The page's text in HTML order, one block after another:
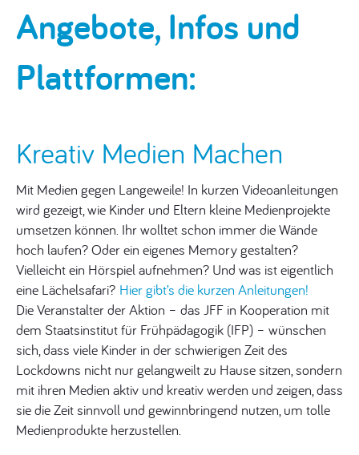
Angebote, Infos und
Plattformen:
Kreativ Medien Machen
Mit Medien gegen Langeweile! In kurzen Videoanleitungen
wird gezeigt, wie Kinder und Eltern kleine Medienprojekte
umsetzen können. Ihr wolltet schon immer die Wände
hoch laufen? Oder ein eigenes Memory gestalten?
Vielleicht ein Hörspiel aufnehmen? Und was ist eigentlich
eine Lächelsafari? Hier gibt’s die kurzen Anleitungen!
Die Veranstalter der Aktion – das JFF in Kooperation mit
dem Staatsinstitut für Frühpädagogik (IFP) – wünschen
sich, dass viele Kinder in der schwierigen Zeit des
Lockdowns nicht nur gelangweilt zu Hause sitzen, sondern
mit ihren Medien aktiv und kreativ werden und zeigen, dass
sie die Zeit sinnvoll und gewinnbringend nutzen, um tolle
Medienprodukte herzustellen.